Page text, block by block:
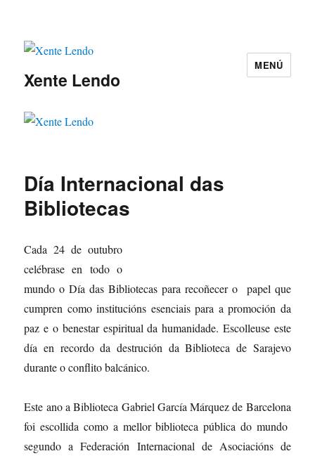
Xente Lendo
MENÚ
Día Internacional das
Bibliotecas
Cada 24 de outubro
celébrase en todo o
mundo o Día das Bibliotecas para recoñecer o papel que
cumpren como institucións esenciais para a promoción da
paz e o benestar espiritual da humanidade. Escolleuse este
día en recordo da destrución da Biblioteca de Sarajevo
durante o conflito balcánico.
Este ano a Biblioteca Gabriel García Márquez de Barcelona
foi escollida como a mellor biblioteca pública do mundo
segundo a Federación Internacional de Asociacións de